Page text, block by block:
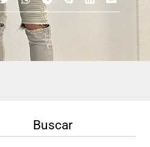
Buscar